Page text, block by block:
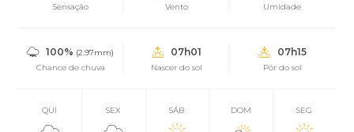
Sensação Vento Umidade
100% (2.97mm)
Chance de chuva
07h01
Nascer do sol
07h15
Pôr do sol
QUI SEX SÁB DOM SEG